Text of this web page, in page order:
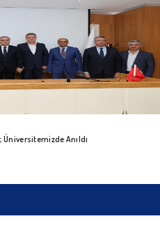
Üniversitemizde Anıldı